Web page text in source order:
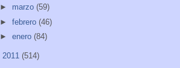
► marzo (59)
► febrero (46)
► enero (84)
2011 (514)